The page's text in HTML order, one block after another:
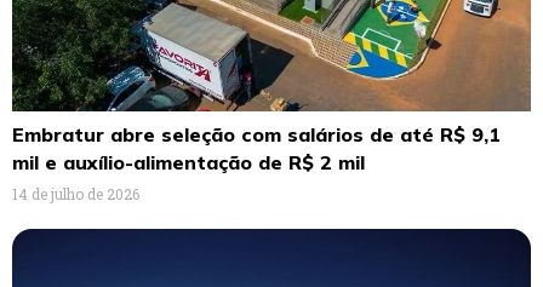
Embratur abre seleção com salários de até R$ 9,1
mil e auxílio-alimentação de R$ 2 mil
14 de julho de 2026